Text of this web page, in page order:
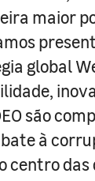
maior
global
são
à
centro